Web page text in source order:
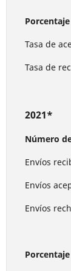
Tasa de
Tasa de
2021*
Número
Envíos
Envíos
Envíos